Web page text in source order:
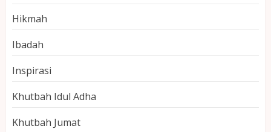
Hikmah
Ibadah
Inspirasi
Khutbah Idul Adha
Khutbah Jumat